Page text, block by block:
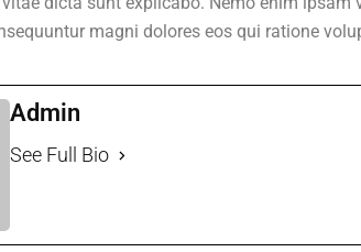
magni dolores eos qui ratione
Admin
See Full Bio